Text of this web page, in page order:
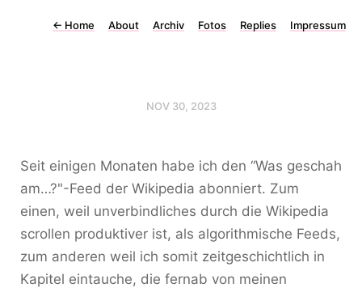
← Home About Archiv Fotos Replies Impressum
NOV 30, 2023
Seit einigen Monaten habe ich den “Was geschah
am…?"-Feed der Wikipedia abonniert. Zum
einen, weil unverbindliches durch die Wikipedia
scrollen produktiver ist, als algorithmische Feeds,
zum anderen weil ich somit zeitgeschichtlich in
Kapitel eintauche, die fernab von meinen